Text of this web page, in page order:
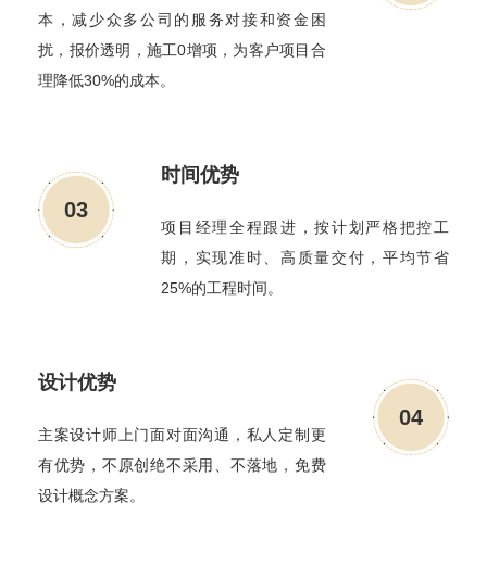
本，减少众多公司的服务对接和资金困
扰，报价透明，施工0增项，为客户项目合
理降低30%的成本。
03
时间优势
项目经理全程跟进，按计划严格把控工
期，实现准时、高质量交付，平均节省
25%的工程时间。
设计优势
主案设计师上门面对面沟通，私人定制更
有优势，不原创绝不采用、不落地，免费
设计概念方案。
04